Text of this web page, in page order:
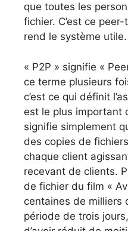
que toutes les
fichier. C’est ce
rend le système utile.
« P2P » signifie «
ce terme plusieurs
c’est ce qui définit
est le plus important
signifie simplement
des copies de
chaque client
recevant de clients.
de fichier du film «
centaines de milliers
période de trois